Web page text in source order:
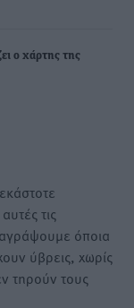
ο χάρτης της
τις
όποια
ύβρεις, χωρίς
τηρούν τους